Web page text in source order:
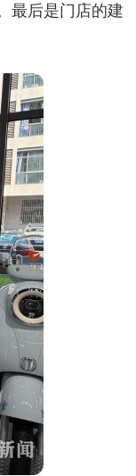
最后是门店的建